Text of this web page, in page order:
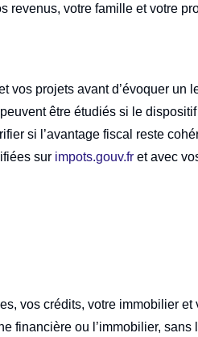
revenus, votre famille et votre
vos projets avant d’évoquer un
être étudiés si le
si l’avantage fiscal reste
sur impots.gouv.fr et avec
vos crédits, votre immobilier
financière ou l’immobilier,